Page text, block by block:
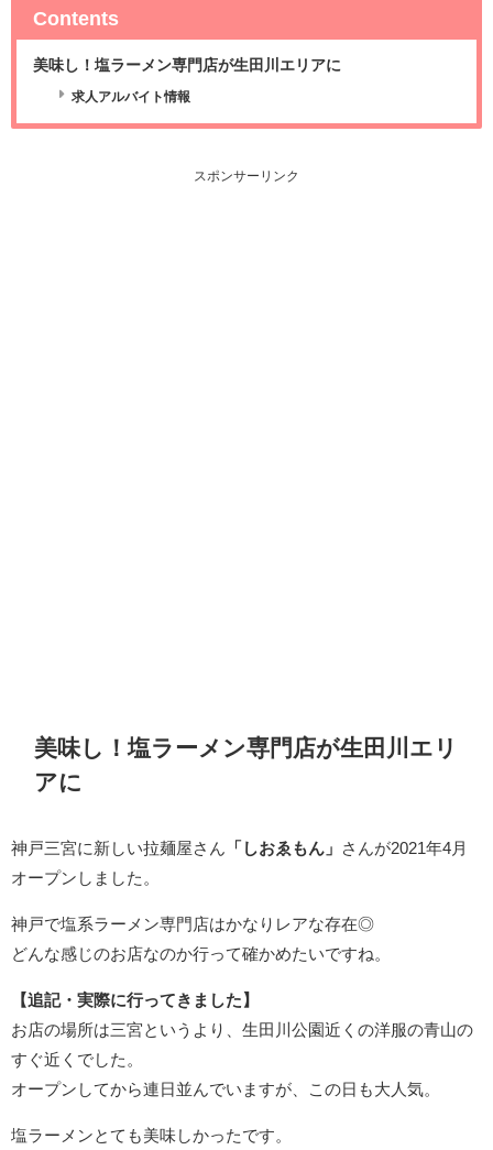
Contents
美味し！塩ラーメン専門店が生田川エリアに
求人アルバイト情報
スポンサーリンク
美味し！塩ラーメン専門店が生田川エリ
アに
神戸三宮に新しい拉麺屋さん 「しおゑもん」
さんが2021年4月
オープンしました。
神戸で塩系ラーメン専門店はかなりレアな存在◎
どんな感じのお店なのか行って確かめたいですね。
【追記・実際に行ってきました】
お店の場所は三宮というより、生田川公園近くの洋服の青山の
すぐ近くでした。
オープンしてから連日並んでいますが、この日も大人気。
塩ラーメンとても美味しかったです。